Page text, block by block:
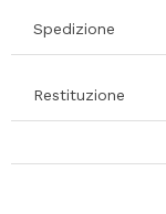
Spedizione
Restituzione